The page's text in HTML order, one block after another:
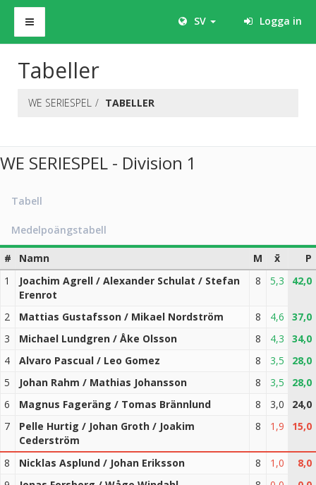
SV Logga in
Tabeller
WE SERIESPEL TABELLER
WE SERIESPEL - Division 1
Tabell
Medelpoängstabell
# Namn M x̄
P
1
Joachim Agrell / Alexander Schulat / Stefan
Erenrot
8 5,3 42,0
2 Mattias Gustafsson / Mikael Nordström 8 4,6
37,0
3
Michael Lundgren / Åke Olsson 8 4,3
34,0
4
Alvaro Pascual / Leo Gomez 8 3,5
28,0
5
Johan Rahm / Mathias Johansson 8 3,5
28,0
6
Magnus Fageräng / Tomas Brännlund 8 3,0
24,0
7
Pelle Hurtig / Johan Groth / Joakim
Cederström
8 1,9 15,0
8 Nicklas Asplund / Johan Eriksson 8 1,0
8,0